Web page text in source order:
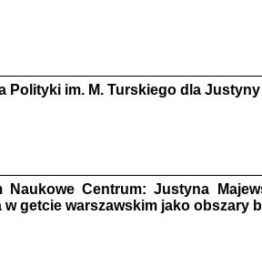
Warszawa
Polityki im. M. Turskiego dla
Naukowe Centrum: Justyna
getcie warszawskim jako obszary